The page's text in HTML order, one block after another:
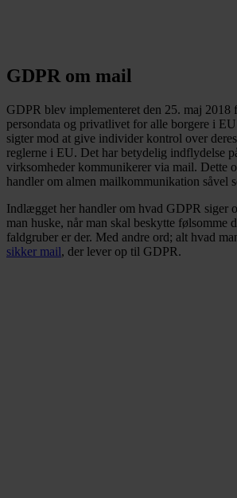
GDPR om mail
GDPR blev implementeret den 25. maj 2018
persondata og privatlivet for alle borgere i
sigter mod at give individer kontrol over
reglerne i EU. Det har betydelig indflydelse
virksomheder kommunikerer via mail. Dette
handler om almen mailkommunikation såvel
Indlægget her handler om hvad GDPR siger
man huske, når man skal beskytte følsomme
faldgruber er der. Med andre ord; alt hvad
sikker mail, der lever op til GDPR.